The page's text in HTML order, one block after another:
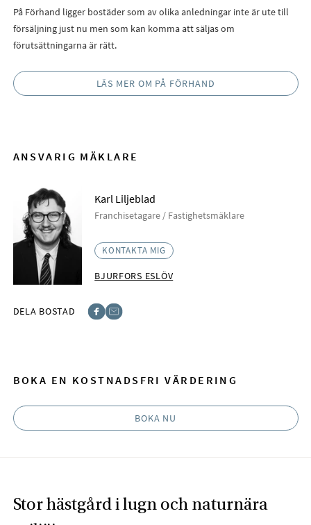
På Förhand ligger bostäder som av olika anledningar inte är ute till
försäljning just nu men som kan komma att säljas om
förutsättningarna är rätt.
LÄS MER OM PÅ FÖRHAND
ANSVARIG MÄKLARE
Karl Liljeblad
Franchisetagare / Fastighetsmäklare
KONTAKTA MIG
BJURFORS ESLÖV
DELA BOSTAD
BOKA EN KOSTNADSFRI VÄRDERING
BOKA NU
Stor hästgård i lugn och naturnära